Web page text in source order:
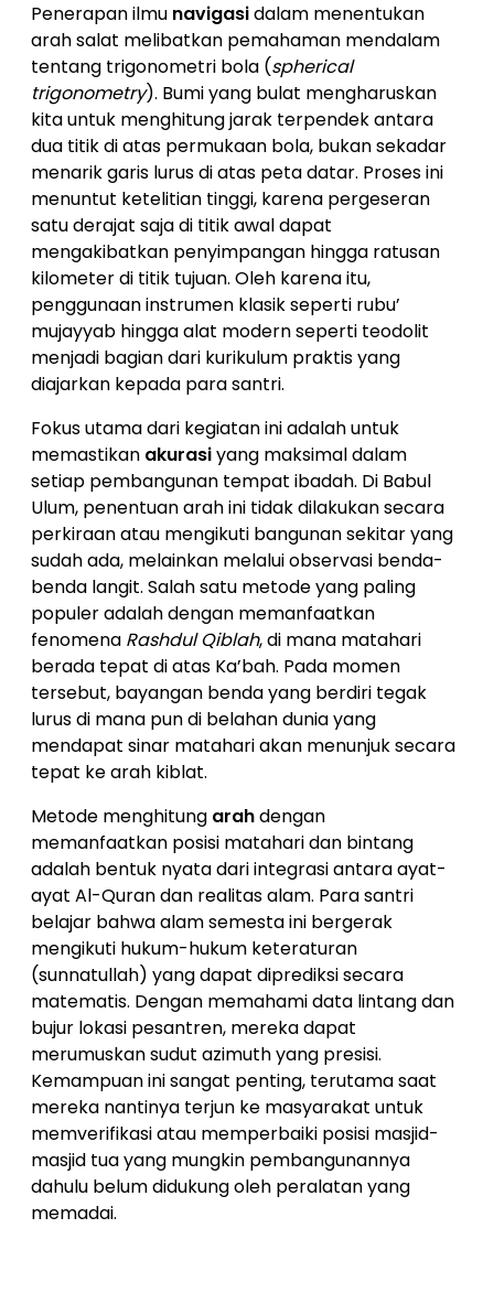
Penerapan ilmu navigasidalam menentukan
arah salat melibatkan pemahaman mendalam
tentang trigonometri bola (spherical
trigonometry). Bumi yang bulat mengharuskan
kita untuk menghitung jarak terpendek antara
dua titik di atas permukaan bola, bukan sekadar
menarik garis lurus di atas peta datar. Proses ini
menuntut ketelitian tinggi, karena pergeseran
satu derajat saja di titik awal dapat
mengakibatkan penyimpangan hingga ratusan
kilometer di titik tujuan. Oleh karena itu,
penggunaan instrumen klasik seperti rubu’
mujayyab hingga alat modern seperti teodolit
menjadi bagian dari kurikulum praktis yang
diajarkan kepada para santri.
Fokus utama dari kegiatan ini adalah untuk
memastikan akurasiyang maksimal dalam
setiap pembangunan tempat ibadah. Di Babul
Ulum, penentuan arah ini tidak dilakukan secara
perkiraan atau mengikuti bangunan sekitar yang
sudah ada, melainkan melalui observasi benda-
benda langit. Salah satu metode yang paling
populer adalah dengan memanfaatkan
fenomena Rashdul Qiblah, di mana matahari
berada tepat di atas Ka’bah. Pada momen
tersebut, bayangan benda yang berdiri tegak
lurus di mana pun di belahan dunia yang
mendapat sinar matahari akan menunjuk secara
tepat ke arah kiblat.
Metode menghitung arahdengan
memanfaatkan posisi matahari dan bintang
adalah bentuk nyata dari integrasi antara ayat-
ayat Al-Quran dan realitas alam. Para santri
belajar bahwa alam semesta ini bergerak
mengikuti hukum-hukum keteraturan
(sunnatullah) yang dapat diprediksi secara
matematis. Dengan memahami data lintang dan
bujur lokasi pesantren, mereka dapat
merumuskan sudut azimuth yang presisi.
Kemampuan ini sangat penting, terutama saat
mereka nantinya terjun ke masyarakat untuk
memverifikasi atau memperbaiki posisi masjid-
masjid tua yang mungkin pembangunannya
dahulu belum didukung oleh peralatan yang
memadai.